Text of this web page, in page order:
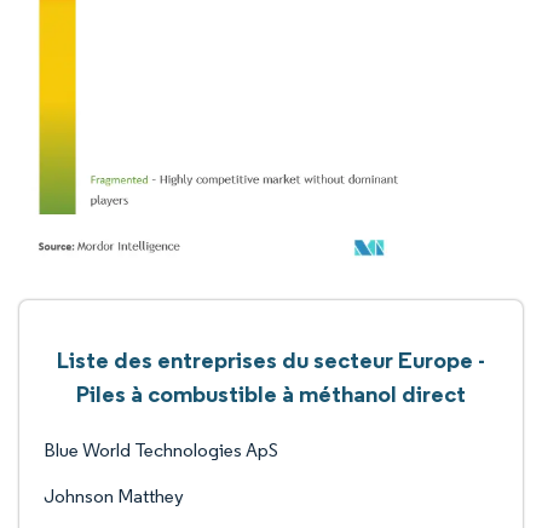
Liste des entreprises du secteur Europe -
Piles à combustible à méthanol direct
Blue World Technologies ApS
Johnson Matthey